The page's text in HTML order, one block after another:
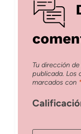
Tu dirección
publicada. Los
marcados con